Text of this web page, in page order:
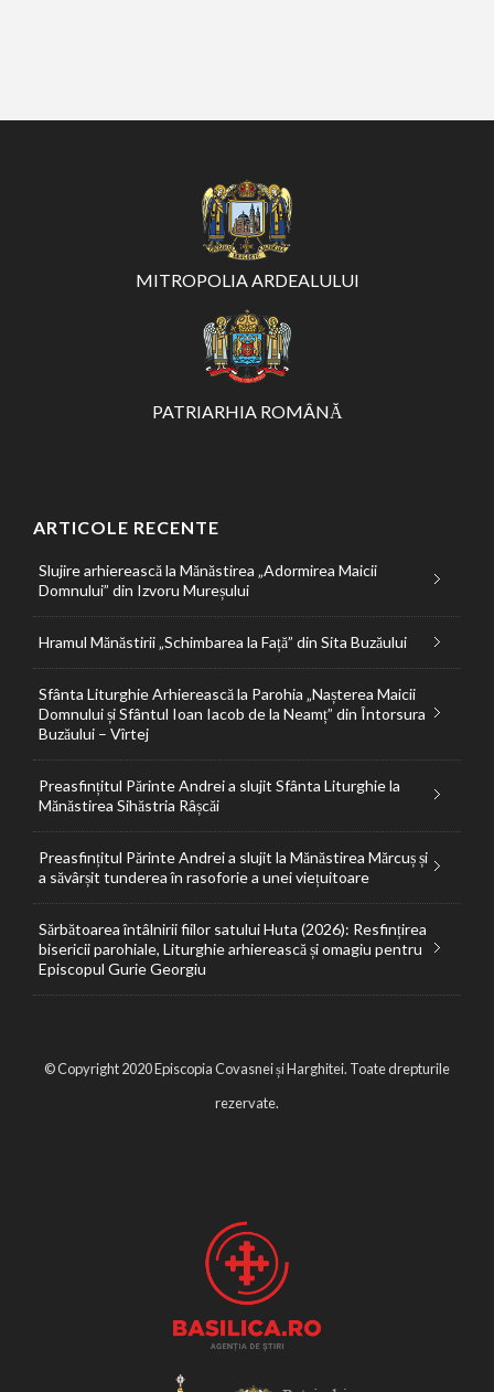
MITROPOLIA ARDEALULUI
PATRIARHIA ROMÂNĂ
ARTICOLE RECENTE
Slujire arhierească la Mănăstirea „Adormirea Maicii
Domnului” din Izvoru Mureșului
Hramul Mănăstirii „Schimbarea la Față” din Sita Buzăului
Sfânta Liturghie Arhierească la Parohia „Nașterea Maicii
Domnului și Sfântul Ioan Iacob de la Neamț” din Întorsura
Buzăului – Vîrtej
Preasfințitul Părinte Andrei a slujit Sfânta Liturghie la
Mănăstirea Sihăstria Râșcăi
Preasfințitul Părinte Andrei a slujit la Mănăstirea Mărcuș și
a săvârșit tunderea în rasoforie a unei viețuitoare
Sărbătoarea întâlnirii fiilor satului Huta (2026): Resfințirea
bisericii parohiale, Liturghie arhierească și omagiu pentru
Episcopul Gurie Georgiu
© Copyright 2020 Episcopia Covasnei și Harghitei. Toate drepturile
rezervate.